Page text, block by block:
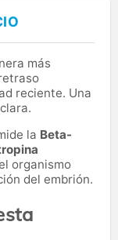
más
reciente. Una
la Beta-
organismo
del embrión.